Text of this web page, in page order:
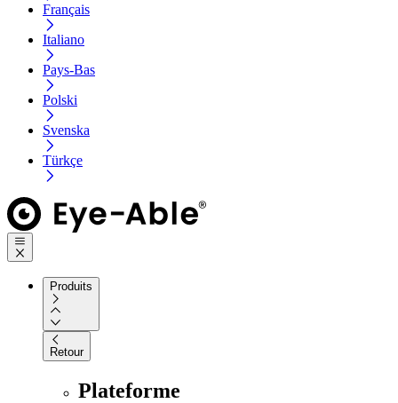
Français
Italiano
Pays-Bas
Polski
Svenska
Türkçe
Produits
Retour
Plateforme